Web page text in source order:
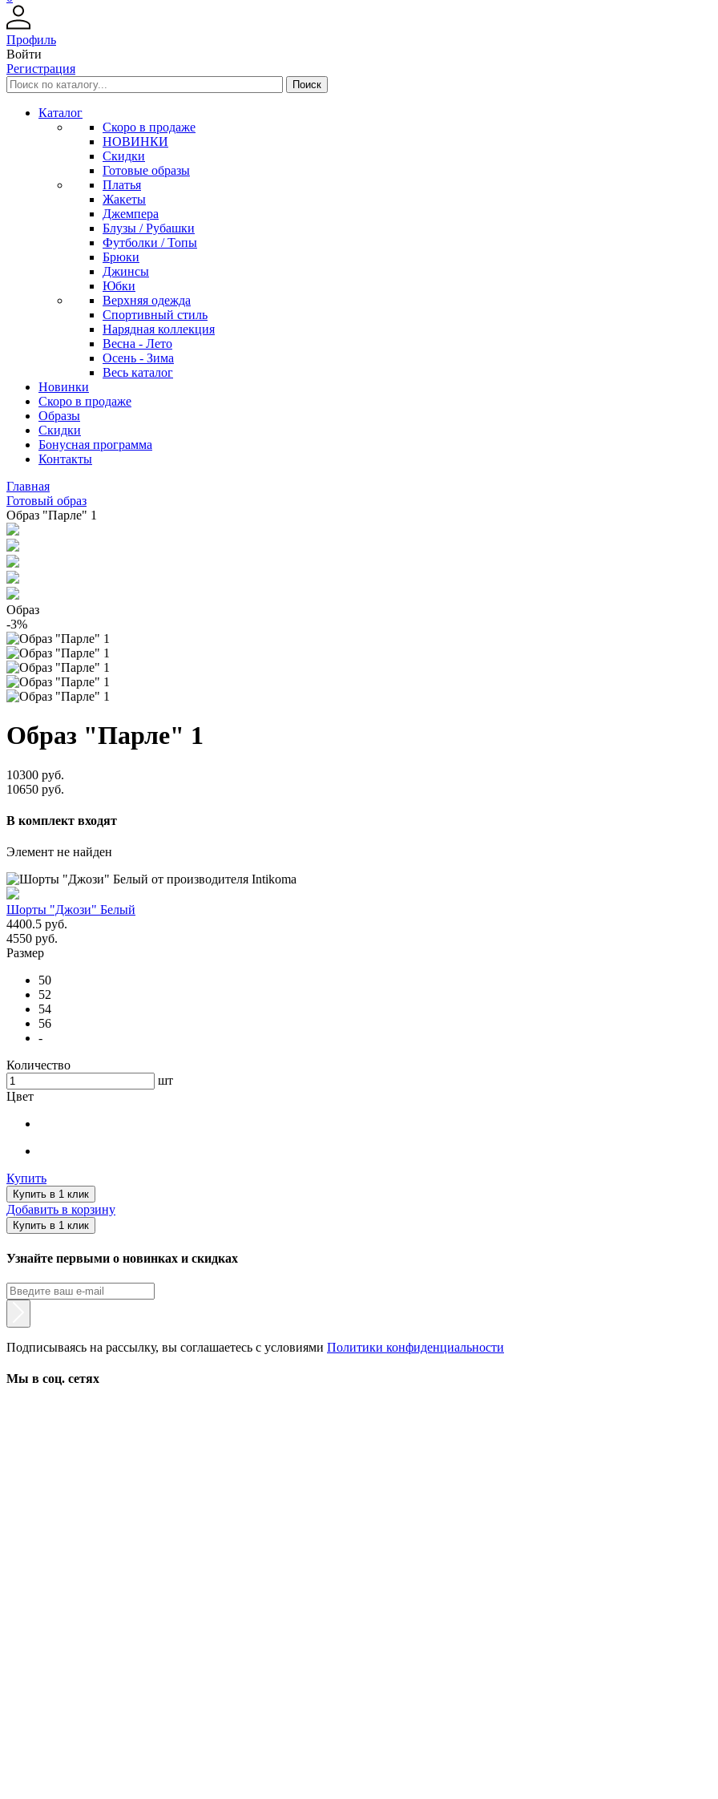
Профиль
Войти
Регистрация
Каталог
Скоро в продаже
НОВИНКИ
Скидки
Готовые образы
Платья
Жакеты
Джемпера
Блузы / Рубашки
Футболки / Топы
Брюки
Джинсы
Юбки
Верхняя одежда
Спортивный стиль
Нарядная коллекция
Весна - Лето
Осень - Зима
Весь каталог
Новинки
Скоро в продаже
Образы
Скидки
Бонусная программа
Контакты
Главная
Готовый образ
Образ "Парле" 1
Образ
-3%
Образ "Парле" 1
10300 руб.
10650 руб.
В комплект входят
Элемент не найден
Шорты "Джози" Белый
4400.5 руб.
4550 руб.
Размер
50
52
54
56
-
Количество
шт
Цвет
Купить
Купить в 1 клик
Добавить в корзину
Купить в 1 клик
Узнайте первыми о новинках и скидках
Подписываясь на рассылку, вы соглашаетесь с условиями Политики конфиденциальности
Мы в соц. сетях